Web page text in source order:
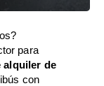
para
alquiler de
con